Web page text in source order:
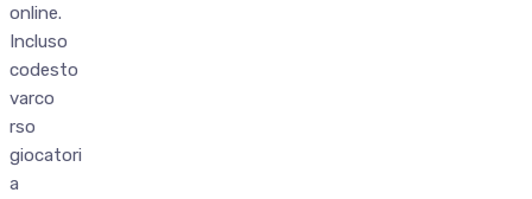
online.
Incluso
codesto
varco
rso
giocatori
a